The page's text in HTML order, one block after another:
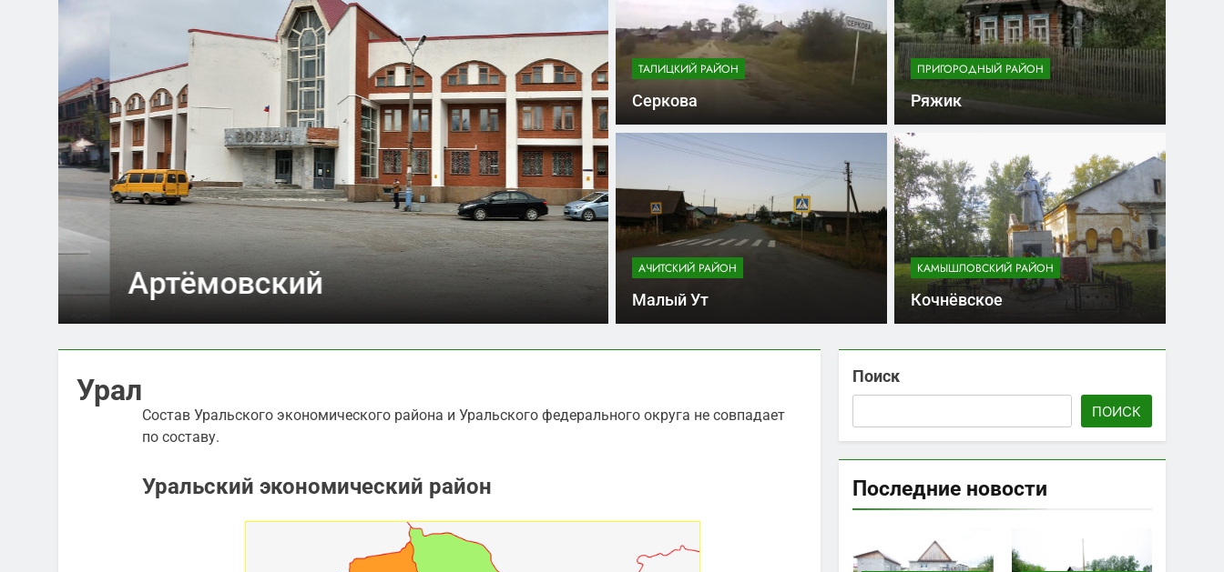
Артёмовский Асбест
ТАЛИЦКИЙ РАЙОН
Серкова
ПРИГОРОДНЫЙ РАЙОН
Ряжик
АЧИТСКИЙ РАЙОН
Малый Ут
КАМЫШЛОВСКИЙ РАЙОН
Кочнёвское
Урал
Состав Уральского экономического района и Уральского федерального округа не совпадает
по составу.
Уральский экономический район
Поиск
ПОИСК
Последние новости